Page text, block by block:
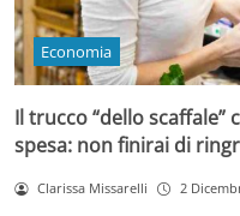
Economia
Il trucco “dello scaffale”
spesa: non finirai di
Clarissa Missarelli 2